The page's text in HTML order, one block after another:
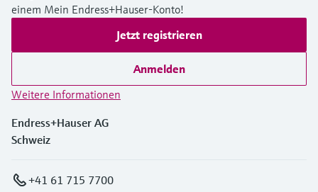
einem Mein Endress+Hauser-Konto!
Jetzt registrieren
Anmelden
Weitere Informationen
Endress+Hauser AG
Schweiz
+41 61 715 7700